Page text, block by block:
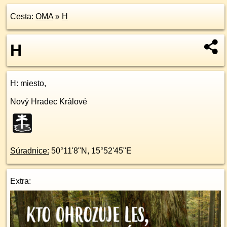
Cesta: OMA» H
H
H : miesto,
Nový Hradec Králové
Súradnice: 50°11'8"N , 15°52'45"E
Extra: